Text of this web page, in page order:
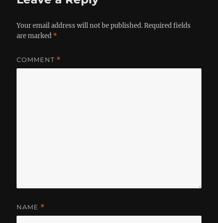
Your email address will not be published. Required fields
are marked *
COMMENT *
NAME *